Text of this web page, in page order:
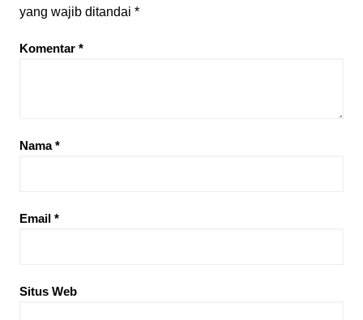
yang wajib ditandai *
Komentar *
Nama*
Email *
Situs Web